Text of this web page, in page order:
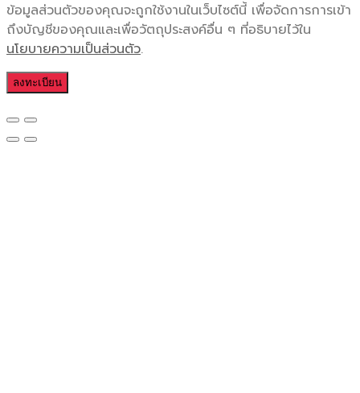
ข้อมูลส่วนตัวของคุณจะถูกใช้งานในเว็บไซต์นี้ เพื่อจัดการการเข้า
ถึงบัญชีของคุณและเพื่อวัตถุประสงค์อื่น ๆ ที่อธิบายไว้ใน
นโยบายความเป็นส่วนตัว.
ลงทะเบียน